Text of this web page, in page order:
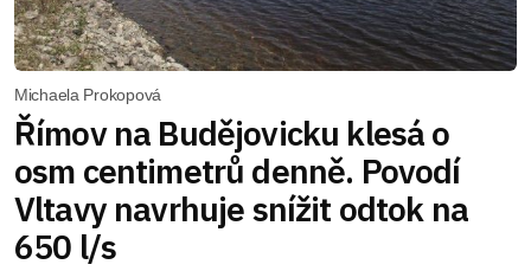
Michaela Prokopová
Římov na Budějovicku klesá o
osm centimetrů denně. Povodí
Vltavy navrhuje snížit odtok na
650 l/s